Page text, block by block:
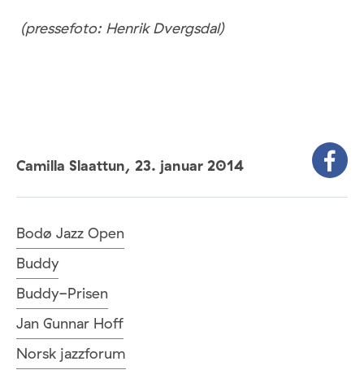
(pressefoto: Henrik Dvergsdal)
Camilla Slaattun, 23. januar 2014
Bodø Jazz Open
Buddy
Buddy-Prisen
Jan Gunnar Hoff
Norsk jazzforum